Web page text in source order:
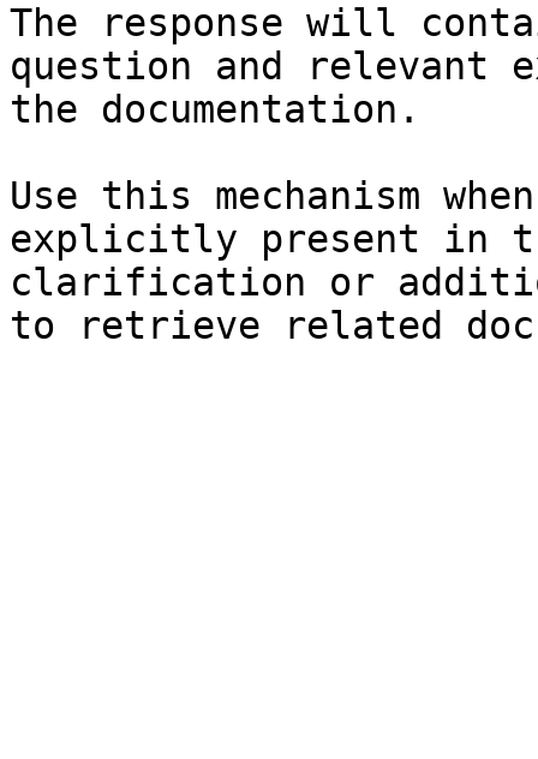
The response will
question and relevant
the documentation.
Use this mechanism
explicitly present in
clarification or